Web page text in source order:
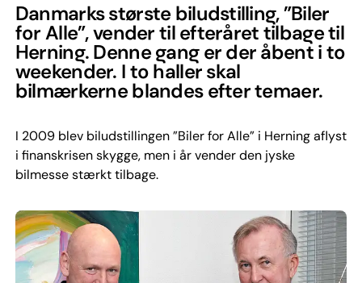
Danmarks største biludstilling, ”Biler
for Alle”, vender til efteråret tilbage til
Herning. Denne gang er der åbent i to
weekender. I to haller skal
bilmærkerne blandes efter temaer.
I 2009 blev biludstillingen ”Biler for Alle” i Herning aflyst
i finanskrisen skygge, men i år vender den jyske
bilmesse stærkt tilbage.